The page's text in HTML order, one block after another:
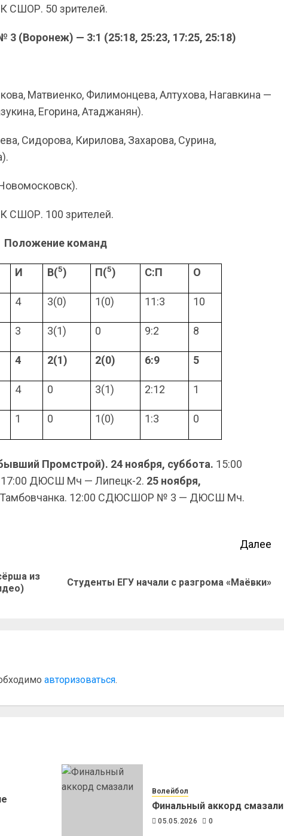
СШОР. 50 зрителей.
(Воронеж) — 3:1 (25:18, 25:23, 17:25, 25:18)
Матвиенко, Филимонцева, Алтухова, Нагавкина —
Егорина, Атаджанян).
Сидорова, Кирилова, Захарова, Сурина,
СШОР. 100 зрителей.
Положение команд
И В(5) П(5) С:П О
4 3(0) 1(0) 11:3 10
3 3(1) 0 9:2 8
4 2(1) 2(0) 6:9 5
4 0 3(1) 2:12 1
1 0 1(0) 1:3 0
Промстрой). 24 ноября, суббота. 15:00
ДЮСШ Мч — Липецк-2. 25 ноября,
Тамбовчанка. 12:00 СДЮСШОР № 3 — ДЮСШ Мч.
из
Далее
Студенты ЕГУ начали с разгрома «Маёвки»
авторизоваться.
Волейбол
Финальный аккорд смазали
05.05.2026 0